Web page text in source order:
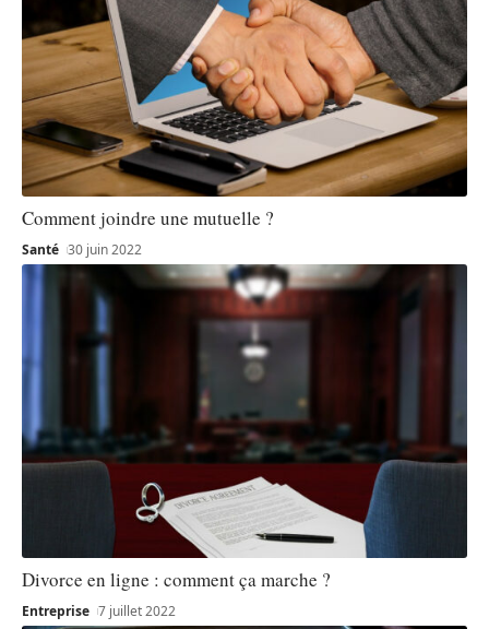
Comment joindre une mutuelle ?
Santé 30 juin 2022
Divorce en ligne : comment ça marche ?
Entreprise 7 juillet 2022